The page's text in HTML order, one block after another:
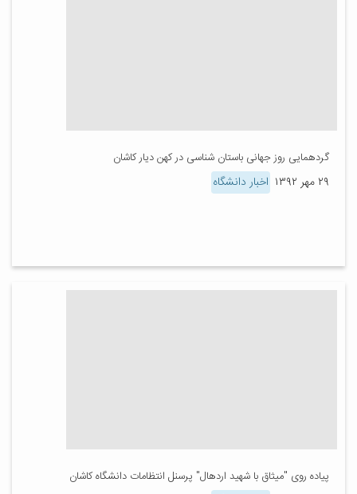
گردهمایی روز جهانی باستان شناسی در کهن دیار کاشان
۲۹ مهر ۱۳۹۲ اخبار دانشگاه
پیاده روی "میثاق با شهید اردهال" پرسنل انتظامات دانشگاه کاشان